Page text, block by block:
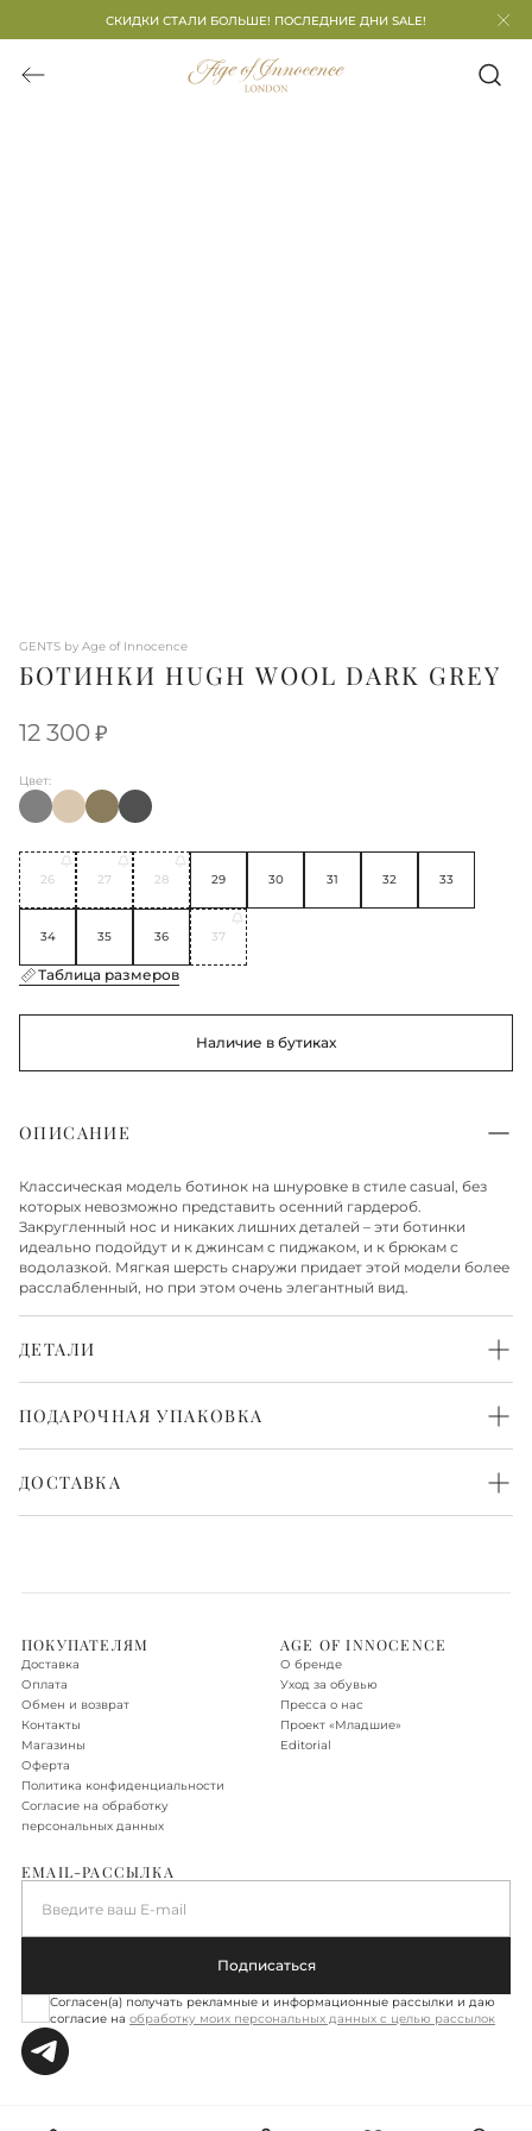
СКИДКИ СТАЛИ БОЛЬШЕ! ПОСЛЕДНИЕ ДНИ SALE!
GENTS by Age of Innocence
БОТИНКИ HUGH WOOL DARK GREY
12 300
Цвет:
26 27 28 29 30 31 32 33
34 35 36 37
Таблица размеров
Наличие в бутиках
ОПИСАНИЕ
Классическая модель ботинок на шнуровке в стиле casual, без
которых невозможно представить осенний гардероб.
Закругленный нос и никаких лишних деталей – эти ботинки
идеально подойдут и к джинсам с пиджаком, и к брюкам с
водолазкой. Мягкая шерсть снаружи придает этой модели более
расслабленный, но при этом очень элегантный вид.
ДЕТАЛИ
Подошва из резины
ПОДАРОЧНАЯ УПАКОВКА
упаковка выглядит красиво и нарядно. Всё готово, чтобы
ДОСТАВКА
Доставка по Новой Москве, Санкт-Петербургу, Московской
области, Ленинградской области
Доставка осуществляется в течение 2-3 рабочих дней. Стоимость
доставки – 590 руб.
Подробнее об условиях доставки
ПОКУПАТЕЛЯМ
Доставка
Оплата
Обмен и возврат
Контакты
Магазины
Оферта
Политика конфиденциальности
Согласие на обработку
персональных данных
AGE OF INNOCENCE
О бренде
Уход за обувью
Пресса о нас
Проект «‎Младшие»
Editorial
EMAIL-РАССЫЛКА
Введите ваш E-mail
Подписаться
Согласен(а) получать рекламные и информационные рассылки и даю
согласие на обработку моих персональных данных с целью рассылок